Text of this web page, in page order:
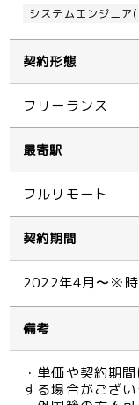
システムエンジニア
契約形態
フリーランス
最寄駅
フルリモート
契約期間
2022年4月〜※時
備考
・単価や契約期
する場合がござい